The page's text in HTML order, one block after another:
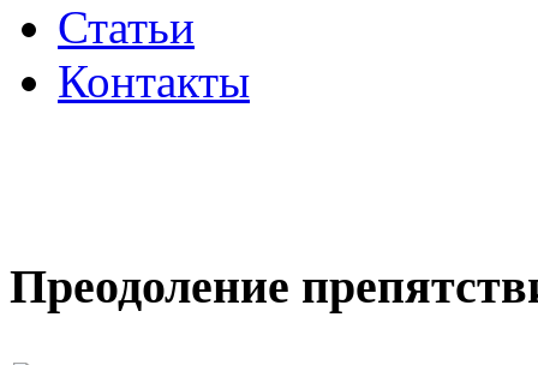
Статьи
Контакты
Преодоление